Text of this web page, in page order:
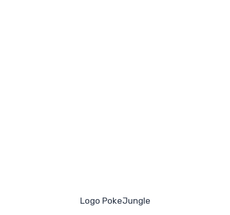
Logo PokeJungle